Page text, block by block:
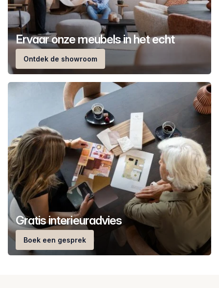
Ervaar onze meubels in het echt
Ontdek de showroom
Gratis interieuradvies
Boek een gesprek